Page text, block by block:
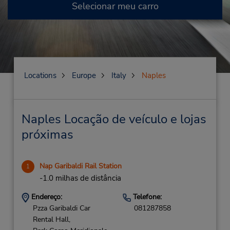
Selecionar meu carro
Locations Europe Italy Naples
Naples Locação de veículo e lojas
próximas
1 Nap Garibaldi Rail Station
-1.0 milhas de distância
Endereço:
Pzza Garibaldi Car
Rental Hall,
Telefone:
081287858